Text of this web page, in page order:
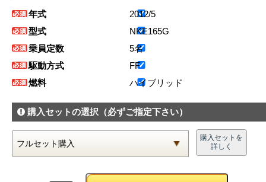
年式
2012/5
型式
NKE165G
乗員定数
5名
駆動方式
FF
燃料
ハイブリッド
購入セットの選択 （必ずご指定下さい）
購入セットを
詳しく